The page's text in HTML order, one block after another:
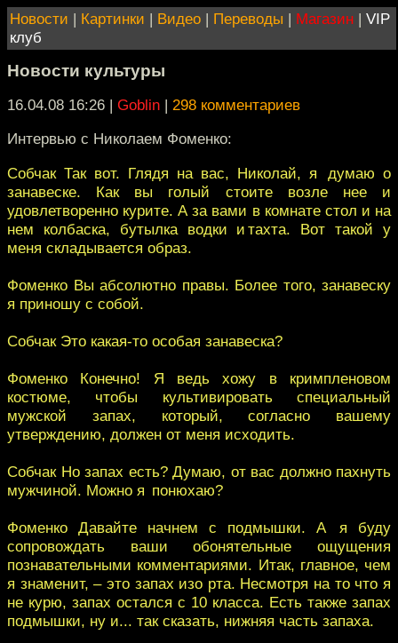
Новости | Картинки | Видео | Переводы | Магазин | VIP
клуб
Новости культуры
16.04.08 16:26 | Goblin | 298 комментариев
Интервью с Николаем Фоменко:
Собчак Так вот. Глядя на вас, Николай, я думаю о
занавеске. Как вы голый стоите возле нее и
удовлетворенно курите. А за вами в комнате стол и на
нем колбаска, бутылка водки и тахта. Вот такой у
меня складывается образ.
Фоменко Вы абсолютно правы. Более того, занавеску
я приношу с собой.
Собчак Это какая-то особая занавеска?
Фоменко Конечно! Я ведь хожу в кримпленовом
костюме, чтобы культивировать специальный
мужской запах, который, согласно вашему
утверждению, должен от меня исходить.
Собчак Но запах есть? Думаю, от вас должно пахнуть
мужчиной. Можно я понюхаю?
Фоменко Давайте начнем с подмышки. А я буду
сопровождать ваши обонятельные ощущения
познавательными комментариями. Итак, главное, чем
я знаменит, – это запах изо рта. Несмотря на то что я
не курю, запах остался с 10 класса. Есть также запах
подмышки, ну и... так сказать, нижняя часть запаха.